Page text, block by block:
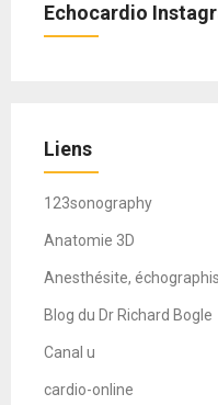
Echocardio
Liens
123sonography
Anatomie 3D
Anesthésite,
Blog du Dr Richard Bogle
Canal u
cardio-online